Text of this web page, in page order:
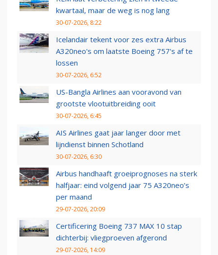
kwartaal, maar de weg is nog lang
30-07-2026, 8:22
Icelandair tekent voor zes extra Airbus
A320neo's om laatste Boeing 757's af te
lossen
30-07-2026, 6:52
US-Bangla Airlines aan vooravond van
grootste vlootuitbreiding ooit
30-07-2026, 6:45
AIS Airlines gaat jaar langer door met
lijndienst binnen Schotland
30-07-2026, 6:30
Airbus handhaaft groeiprognoses na sterk
halfjaar: eind volgend jaar 75 A320neo’s
per maand
29-07-2026, 20:09
Certificering Boeing 737 MAX 10 stap
dichterbij: vliegproeven afgerond
29-07-2026, 14:09